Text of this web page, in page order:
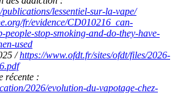
lessentiel-sur-la-vape/
fr/evidence/CD010216_can-
people-stop-smoking-and-do-they-have-
used
/https://www.ofdt.fr/sites/ofdt/files/2026-
récente :
2026/evolution-du-vapotage-chez-